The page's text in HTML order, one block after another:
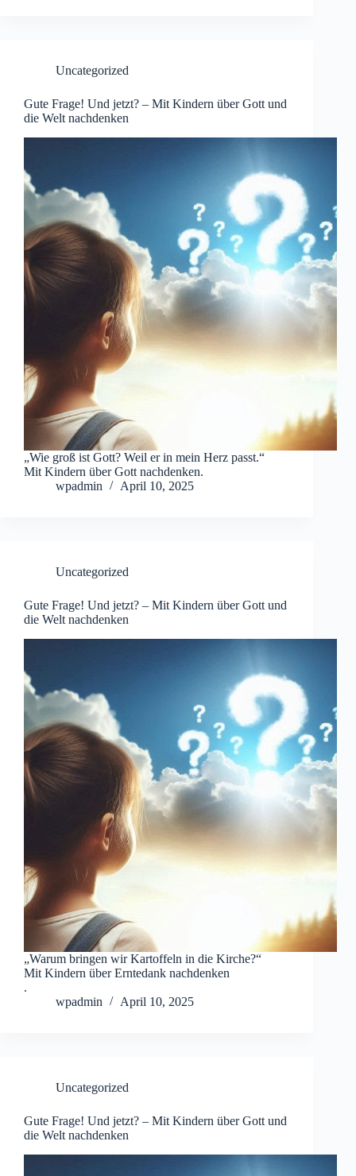
Uncategorized
Gute Frage! Und jetzt? – Mit Kindern über Gott und
die Welt nachdenken
„Wie groß ist Gott? Weil er in mein Herz passt.“
Mit Kindern über Gott nachdenken.
wpadmin
April 10, 2025
Uncategorized
Gute Frage! Und jetzt? – Mit Kindern über Gott und
die Welt nachdenken
„Warum bringen wir Kartoffeln in die Kirche?“
Mit Kindern über Erntedank nachdenken
.
wpadmin
April 10, 2025
Uncategorized
Gute Frage! Und jetzt? – Mit Kindern über Gott und
die Welt nachdenken